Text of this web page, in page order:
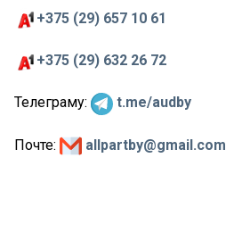
+375 (29) 657 10 61
+375 (29) 632 26 72
Телеграму: t.me/audby
Почте: allpartby@gmail.com